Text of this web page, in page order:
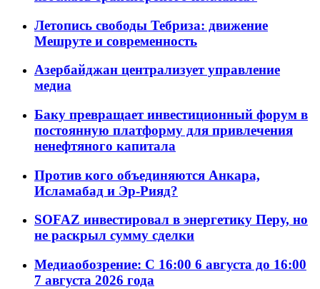
Летопись свободы Тебриза: движение
Мешруте и современность
Азербайджан централизует управление
медиа
Баку превращает инвестиционный форум в
постоянную платформу для привлечения
ненефтяного капитала
Против кого объединяются Анкара,
Исламабад и Эр-Рияд?
SOFAZ инвестировал в энергетику Перу, но
не раскрыл сумму сделки
Медиаобозрение: С 16:00 6 августа до 16:00
7 августа 2026 года